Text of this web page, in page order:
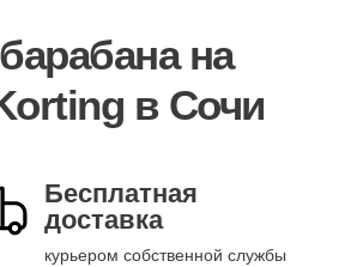
на
в Сочи
Бесплатная
доставка
курьером собственной службы